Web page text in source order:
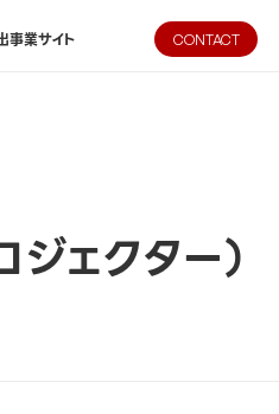
エージーエーコーポレーショ
業サイト CONTACT
ェクター）